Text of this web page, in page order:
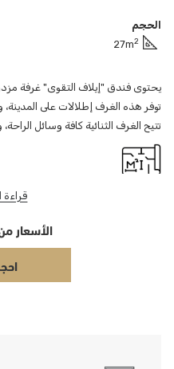
الشرائح
التالية
إلى
المحتوى
أعلاه
الحجم
27m2
يحتوى فندق "إيلاف التقوى" غرفة
توفر هذه الغرف إطلالات على المدينة،
تتيح الغرف الثنائية كافة وسائل
قراءة
الأسعار